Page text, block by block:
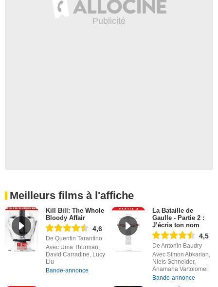
Meilleurs films à l'affiche
Kill Bill: The Whole
Bloody Affair
4,6
De Quentin Tarantino
Avec Uma Thurman,
David Carradine, Lucy
Liu
Bande-annonce
La Bataille de
Gaulle - Partie 2 :
J’écris ton nom
4,5
De Antonin Baudry
Avec Simon Abkarian,
Niels Schneider,
Anamaria Vartolomei
Bande-annonce